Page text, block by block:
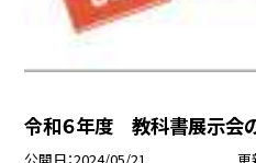
令和６年度 教科書展示会の